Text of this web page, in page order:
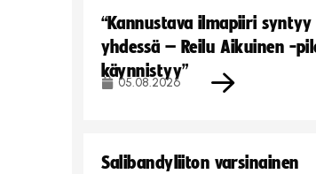
“Kannustava ilmapiiri syntyy
yhdessä – Reilu Aikuinen -
käynnistyy”
05.08.2026
Salibandyliiton varsinainen